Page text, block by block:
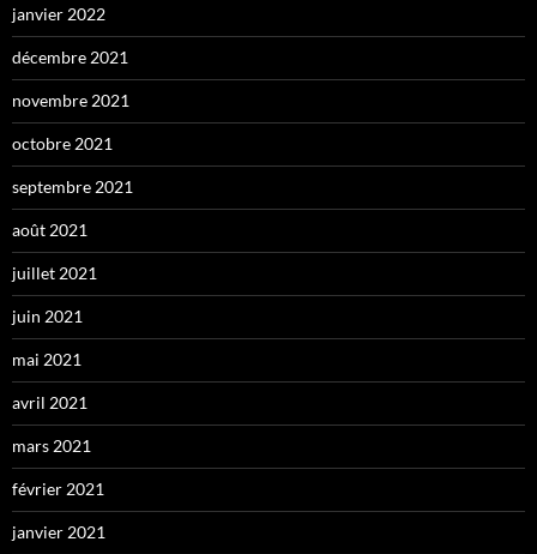
janvier 2022
décembre 2021
novembre 2021
octobre 2021
septembre 2021
août 2021
juillet 2021
juin 2021
mai 2021
avril 2021
mars 2021
février 2021
janvier 2021